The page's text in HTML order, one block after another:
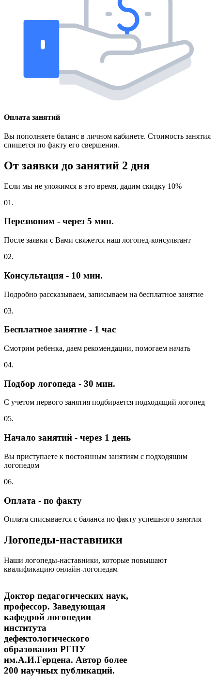
Оплата занятий
Вы пополняете баланс в личном кабинете. Стоимость занятия
спишется по факту его свершения.
От заявки до занятий 2 дня
Если мы не уложимся в это время, дадим скидку 10%
01.
Перезвоним - через 5 мин.
После заявки с Вами свяжется наш логопед-консультант
02.
Консультация - 10 мин.
Подробно рассказываем, записываем на бесплатное занятие
03.
Бесплатное занятие - 1 час
Смотрим ребенка, даем рекомендации, помогаем начать
04.
Подбор логопеда - 30 мин.
С учетом первого занятия подбирается подходящий логопед
05.
Начало занятий - через 1 день
Вы приступаете к постоянным занятиям с подходящим
логопедом
06.
Оплата - по факту
Оплата списывается с баланса по факту успешного занятия
Логопеды-наставники
Наши логопеды-наставники, которые повышают
квалификацию онлайн-логопедам
Доктор педагогических наук,
профессор. Заведующая
кафедрой логопедии
института
дефектологического
образования РГПУ
им.А.И.Герцена. Автор более
200 научных публикаций.